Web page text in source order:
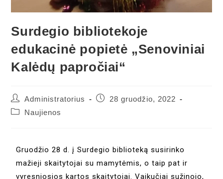
Surdegio bibliotekoje
edukacinė popietė „Senoviniai
Kalėdų papročiai“
Administratorius
28 gruodžio, 2022
Naujienos
Gruodžio 28 d. į Surdegio biblioteką susirinko
mažieji skaitytojai su mamytėmis, o taip pat ir
vyresniosios kartos skaitytojai. Vaikučiai sužinojo,